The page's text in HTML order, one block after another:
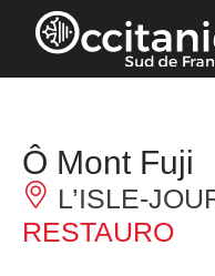
Pannello di gestione dei
Ô Mont Fuji
L’ISLE-
RESTAURO